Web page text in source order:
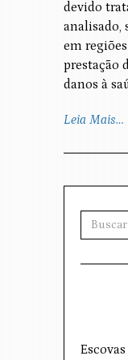
devido
analisado,
em
prestação
danos à
Leia Mais…